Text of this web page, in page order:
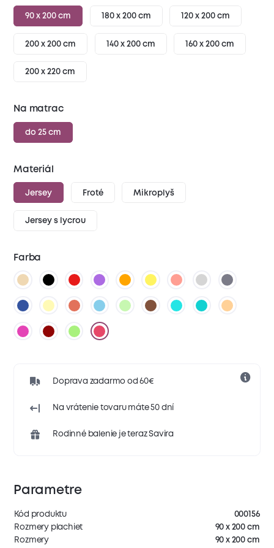
90 x 200 cm 180 x 200 cm 120 x 200 cm
200 x 200 cm 140 x 200 cm 160 x 200 cm
200 x 220 cm
Na matrac
do 25 cm
Materiál
Jersey Froté Mikroplyš
Jersey s lycrou
Farba
Doprava zadarmo od 60€
Na vrátenie tovaru máte 50 dní
Rodinné balenie je teraz Savira
Parametre
Kód produktu
000156
Rozmery plachiet
90 x 200 cm
Rozmery
90 x 200 cm